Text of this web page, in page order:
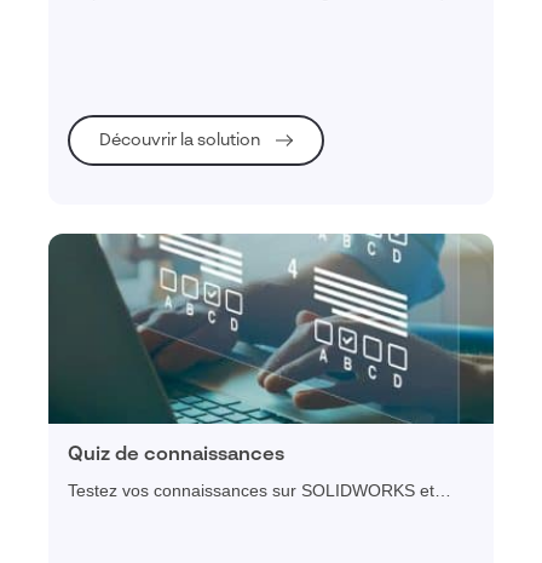
Découvrir la solution
Quiz de connaissances
Testez vos connaissances sur SOLIDWORKS et